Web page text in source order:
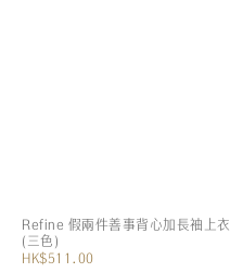
Refine 假兩件善事背心加長袖上衣
(三色)
HK$511.00